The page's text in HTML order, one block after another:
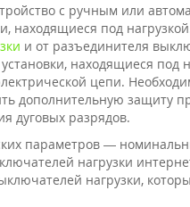
с ручным или
находящиеся под
и от разъединителя
находящиеся под
цепи.
дополнительную защиту
дуговых разрядов.
параметров —
нагрузки
нагрузки,